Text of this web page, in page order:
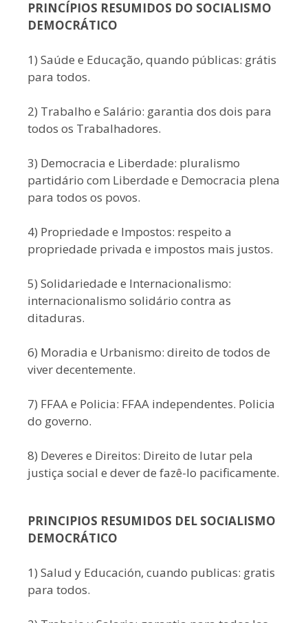
PRINCÍPIOS RESUMIDOS DO SOCIALISMO
DEMOCRÁTICO
1) Saúde e Educação, quando públicas: grátis
para todos.
2) Trabalho e Salário: garantia dos dois para
todos os Trabalhadores.
3) Democracia e Liberdade: pluralismo
partidário com Liberdade e Democracia plena
para todos os povos.
4) Propriedade e Impostos: respeito a
propriedade privada e impostos mais justos.
5) Solidariedade e Internacionalismo:
internacionalismo solidário contra as
ditaduras.
6) Moradia e Urbanismo: direito de todos de
viver decentemente.
7) FFAA e Policia: FFAA independentes. Policia
do governo.
8) Deveres e Direitos: Direito de lutar pela
justiça social e dever de fazê-lo pacificamente.
PRINCIPIOS RESUMIDOS DEL SOCIALISMO
DEMOCRÁTICO
1) Salud y Educación, cuando publicas: gratis
para todos.